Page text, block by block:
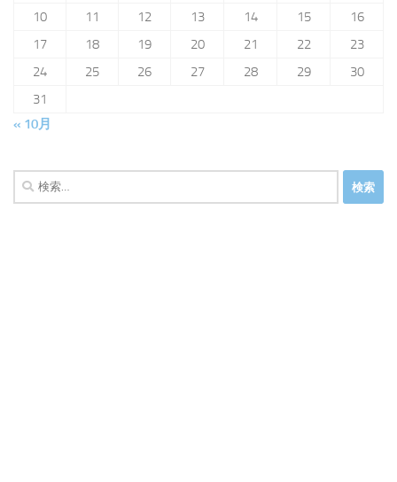
10
11 12 13 14 15
16
17
18 19 20 21 22
23
24
25 26 27 28 29
30
31
« 10月
検
索: